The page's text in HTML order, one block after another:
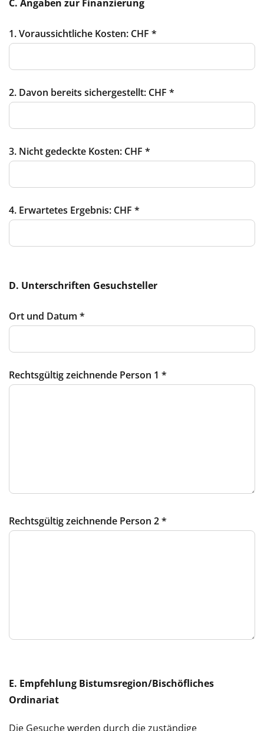
C. Angaben zur Finanzierung
1. Voraussichtliche Kosten: CHF *
2. Davon bereits sichergestellt: CHF *
3. Nicht gedeckte Kosten: CHF *
4. Erwartetes Ergebnis: CHF *
D. Unterschriften Gesuchsteller
Ort und Datum *
Rechtsgültig zeichnende Person 1 *
Rechtsgültig zeichnende Person 2*
E. Empfehlung Bistumsregion/Bischöfliches
Ordinariat
Die Gesuche werden durch die zuständige